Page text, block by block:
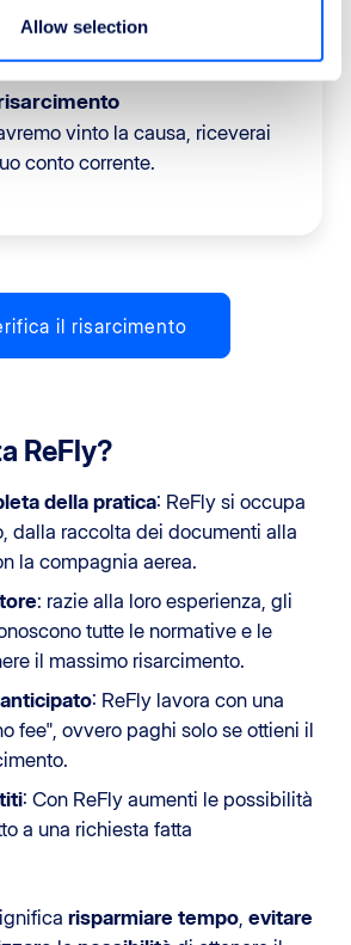
Allow selection
vinto la causa, riceverai
conto corrente.
il risarcimento
ReFly?
della pratica: ReFly si occupa
dalla raccolta dei documenti alla
la compagnia aerea.
: razie alla loro esperienza, gli
tutte le normative e le
il massimo risarcimento.
: ReFly lavora con una
fee", ovvero paghi solo se ottieni il
: Con ReFly aumenti le possibilità
a una richiesta fatta
risparmiare tempo, evitare